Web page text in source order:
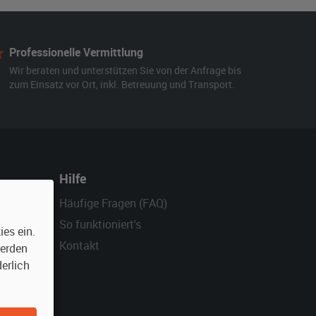
Professionelle Vermittlung
Wir beraten und unterstützen Sie von der Anfrage bis
zum Einsatz vor Ort, inkl. Betreuung und Transport.
Hilfe
Häufige Fragen (FAQ)
So funktioniert's
Kontakt
ein.